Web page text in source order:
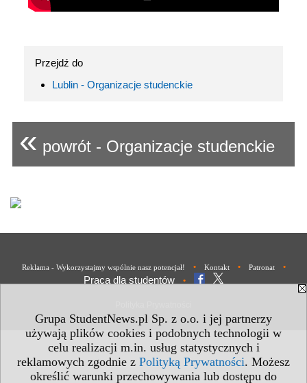
Grupa StudentNews.pl Sp. z o.o. i jej partnerzy
używają plików cookies i podobnych technologii w
celu realizacji m.in. usług statystycznych i
reklamowych zgodnie z Polityką Prywatności. Możesz
określić warunki przechowywania lub dostępu do
Przejdź do
Lublin - Organizacje studenckie
« powrót - Organizacje studenckie
Reklama - Wykorzystajmy wspólnie nasz potencjał! • Kontakt • Patronat •
Praca dla studentów •